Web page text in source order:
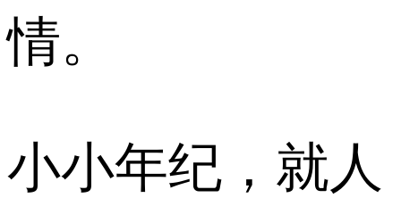
情。
小小年纪，就人